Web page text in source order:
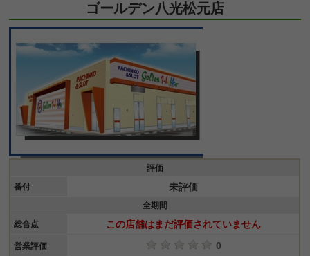
ゴールデン八光松元店
評価
番付
未評価
全期間
総合点
この店舗はまだ評価されていません
営業評価 0